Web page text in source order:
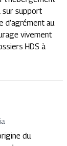
sur support
d’agrément au
vivement
HDS à
du